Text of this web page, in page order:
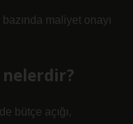
maliyet onayı
nelerdir?
bütçe açığı,